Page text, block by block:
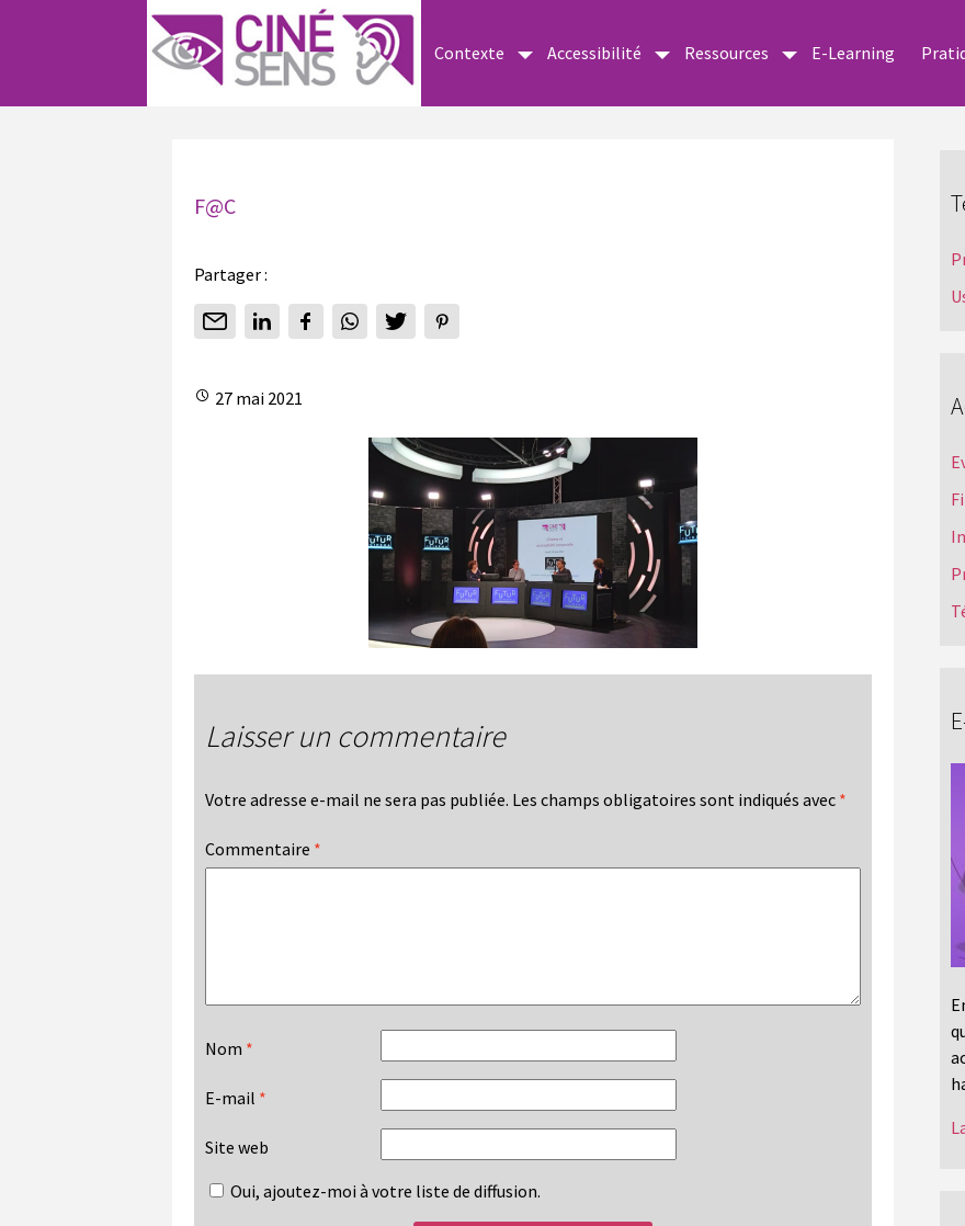
Contexte Accessibilité Ressources E-Learning
F@C
Partager :
27 mai 2021
Laisser un commentaire
Votre adresse e-mail ne sera pas publiée. Les champs obligatoires sont indiqués avec *
Commentaire *
Nom *
E-mail *
Site web
Oui, ajoutez-moi à votre liste de diffusion.